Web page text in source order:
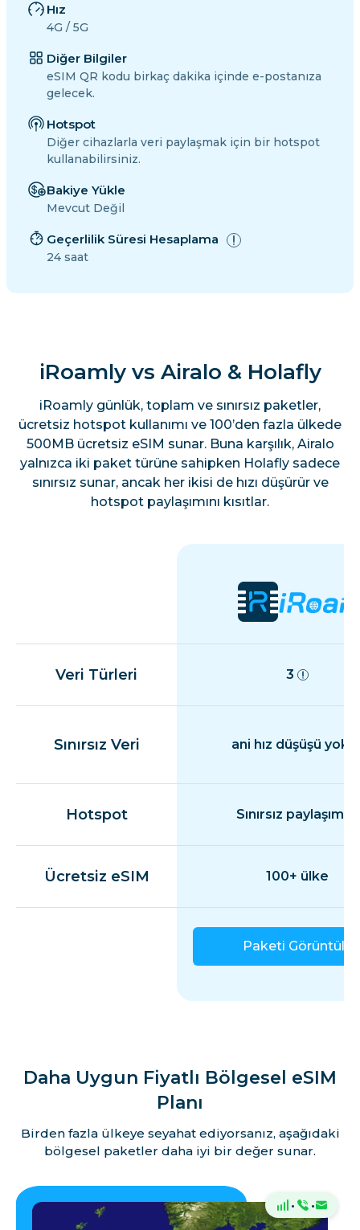
Hız
4G / 5G
Diğer Bilgiler
eSIM QR kodu birkaç dakika içinde e-postanıza
gelecek.
Hotspot
Diğer cihazlarla veri paylaşmak için bir hotspot
kullanabilirsiniz.
Bakiye Yükle
Mevcut Değil
Geçerlilik Süresi Hesaplama
24 saat
iRoamly vs Airalo & Holafly
iRoamly günlük, toplam ve sınırsız paketler,
ücretsiz hotspot kullanımı ve 100’den fazla ülkede
500MB ücretsiz eSIM sunar. Buna karşılık, Airalo
yalnızca iki paket türüne sahipken Holafly sadece
sınırsız sunar, ancak her ikisi de hızı düşürür ve
hotspot paylaşımını kısıtlar.
Veri Türleri 3
Sınırsız Veri ani hız düşüşü yok
Hotspot Sınırsız paylaşım
Ücretsiz eSIM 100+ ülke
Paketi Görüntüle
Daha Uygun Fiyatlı Bölgesel eSIM
Planı
Birden fazla ülkeye seyahat ediyorsanız, aşağıdaki
bölgesel paketler daha iyi bir değer sunar.
· ·